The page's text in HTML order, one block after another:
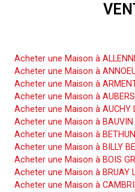
Acheter une Maison à
Acheter une Maison à
Acheter une Maison à
Acheter une Maison à AUBERS
Acheter une Maison à AUCHY
Acheter une Maison à BAUVIN
Acheter une Maison à
Acheter une Maison à BILLY
Acheter une Maison à BOIS
Acheter une Maison à BRUAY
Acheter une Maison à